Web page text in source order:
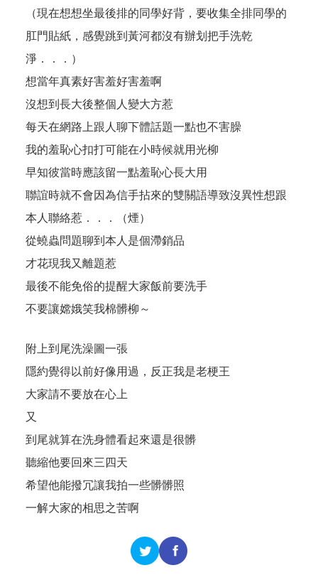
（現在想想坐最後排的同學好背，要收集全排同學的
肛門貼紙，感覺跳到黃河都沒有辦划把手洗乾
淨．．．）
想當年真素好害羞好害羞啊
沒想到長大後整個人變大方惹
每天在網路上跟人聊下體話題一點也不害臊
我的羞恥心扣打可能在小時候就用光柳
早知彼當時應該留一點羞恥心長大用
聯誼時就不會因為信手拈來的雙關語導致沒異性想跟
本人聯絡惹．．．（煙）
從蟯蟲問題聊到本人是個滯銷品
才花現我又離題惹
最後不能免俗的提醒大家飯前要洗手
不要讓嫦娥笑我棉髒柳～
附上到尾洗澡圖一張
隱約覺得以前好像用過，反正我是老梗王
大家請不要放在心上
又
到尾就算在洗身體看起來還是很髒
聽縮他要回來三四天
希望他能撥冗讓我拍一些髒髒照
一解大家的相思之苦啊